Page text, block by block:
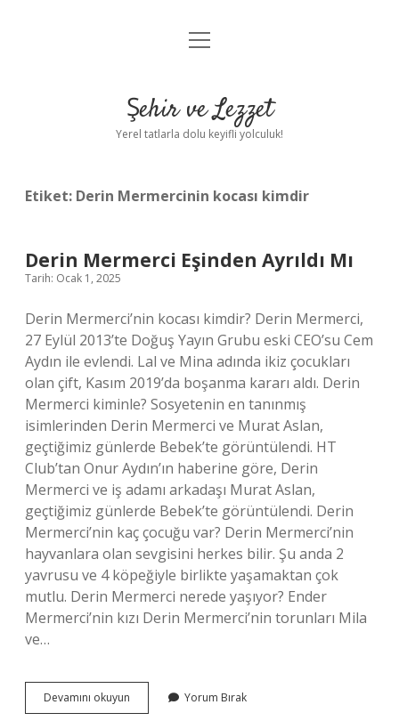
Anasayfa
Yasal Uyarı
menüyü
Şehir ve Lezzet
Yerel tatlarla dolu keyifli yolculuk!
Etiket: Derin Mermercinin kocası kimdir
Derin Mermerci Eşinden Ayrıldı Mı
Tarih: Ocak 1, 2025
Derin Mermerci’nin kocası kimdir? Derin Mermerci,
27 Eylül 2013’te Doğuş Yayın Grubu eski CEO’su Cem
Aydın ile evlendi. Lal ve Mina adında ikiz çocukları
olan çift, Kasım 2019’da boşanma kararı aldı. Derin
Mermerci kiminle? Sosyetenin en tanınmış
isimlerinden Derin Mermerci ve Murat Aslan,
geçtiğimiz günlerde Bebek’te görüntülendi. HT
Club’tan Onur Aydın’ın haberine göre, Derin
Mermerci ve iş adamı arkadaşı Murat Aslan,
geçtiğimiz günlerde Bebek’te görüntülendi. Derin
Mermerci’nin kaç çocuğu var? Derin Mermerci’nin
hayvanlara olan sevgisini herkes bilir. Şu anda 2
yavrusu ve 4 köpeğiyle birlikte yaşamaktan çok
mutlu. Derin Mermerci nerede yaşıyor? Ender
Mermerci’nin kızı Derin Mermerci’nin torunları Mila
ve…
Devamını okuyun
Mermerci
Yorum Bırak